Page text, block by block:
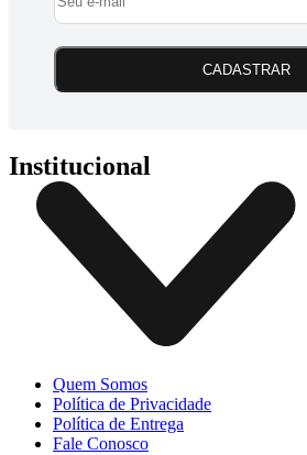
CADASTRAR
Institucional
Quem Somos
Política de Privacidade
Política de Entrega
Fale Conosco